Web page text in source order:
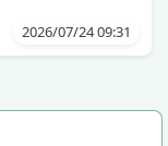
აპრობირებული
2026/07/24 09:31